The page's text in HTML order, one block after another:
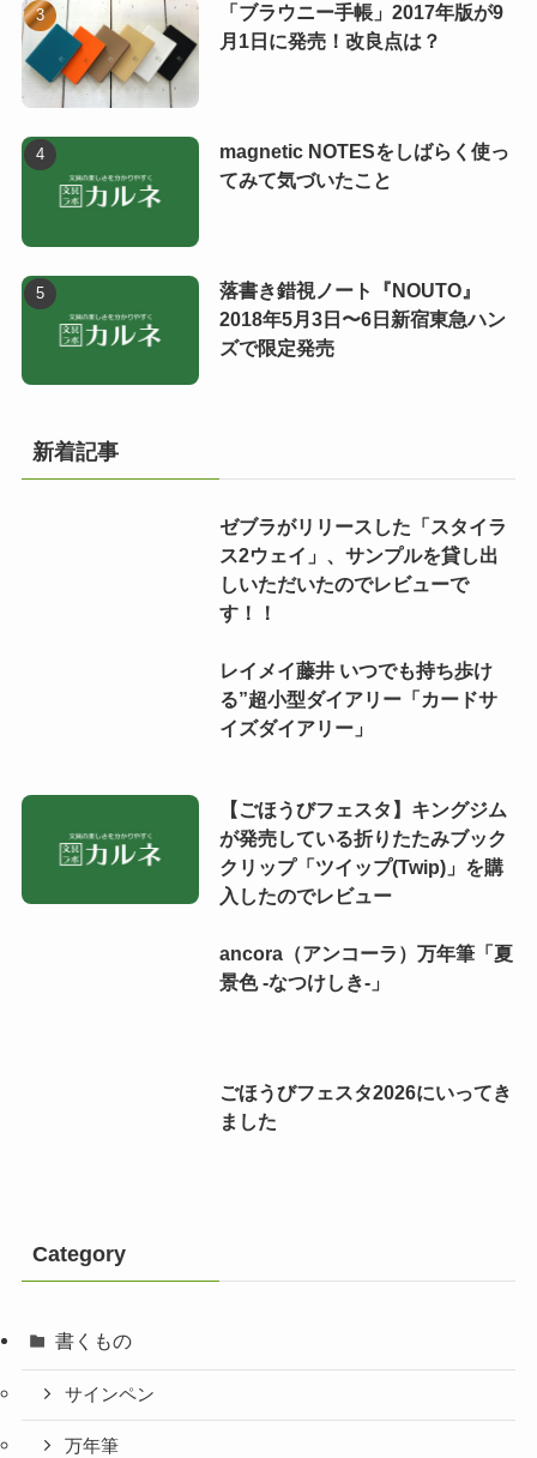
「ブラウニー手帳」2017年版が9
月1日に発売！改良点は？
magnetic NOTESをしばらく使っ
てみて気づいたこと
落書き錯視ノート『NOUTO』
2018年5月3日〜6日新宿東急ハン
ズで限定発売
新着記事
ゼブラがリリースした「スタイラ
ス2ウェイ」、サンプルを貸し出
しいただいたのでレビューで
す！！
レイメイ藤井 いつでも持ち歩け
る”超小型ダイアリー「カードサ
イズダイアリー」
【ごほうびフェスタ】キングジム
が発売している折りたたみブック
クリップ「ツイップ(Twip)」を購
入したのでレビュー
ancora（アンコーラ）万年筆「夏
景色 -なつけしき-」
ごほうびフェスタ2026にいってき
ました
Category
書くもの
サインペン
万年筆